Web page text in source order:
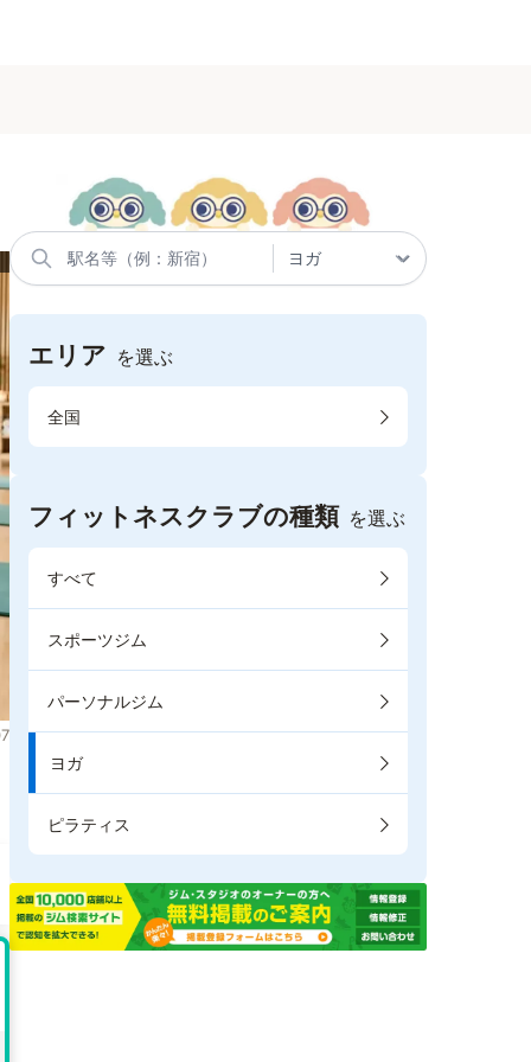
エリア を選ぶ
全国
フィットネスクラブの種類 を選ぶ
すべて
スポーツジム
パーソナルジム
ヨガ
ピラティス